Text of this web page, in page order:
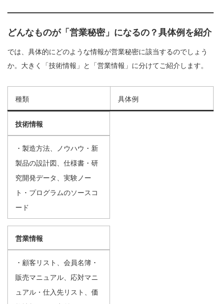
どんなものが「営業秘密」になるの？具体例を紹介
では、具体的にどのような情報が営業秘密に該当するのでしょう
か。大きく「技術情報」と「営業情報」に分けてご紹介します。
種類 具体例
技術情報
・製造方法、ノウハウ・新
製品の設計図、仕様書・研
究開発データ、実験ノー
ト・プログラムのソースコ
ード
営業情報
・顧客リスト、会員名簿・
販売マニュアル、応対マニ
ュアル・仕入先リスト、価